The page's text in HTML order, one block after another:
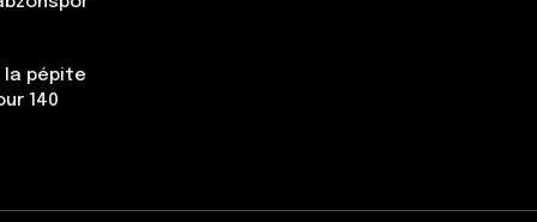
la pépite
140